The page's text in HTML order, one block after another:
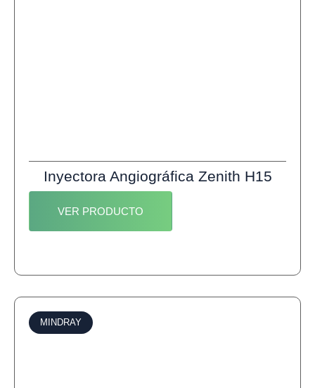
Inyectora Angiográfica Zenith H15
VER PRODUCTO
MINDRAY